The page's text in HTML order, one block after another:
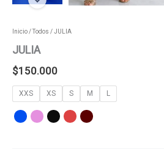
Inicio/Todos / JULIA
JULIA
$150.000
XXS XS S M L